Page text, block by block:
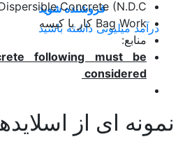
فروشنده شوید
درآمد میلیونی داشته باشید
Concrete (N.D.C(
Bag Work کار با کیسه
منابع:
following must be
considered
نمونه ای از